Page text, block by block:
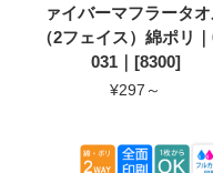
ァイバーマフラータ
（2フェイス）綿ポリ
031｜[8300]
¥297～